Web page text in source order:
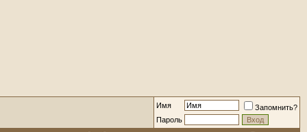
Имя
Запомнить?
Пароль